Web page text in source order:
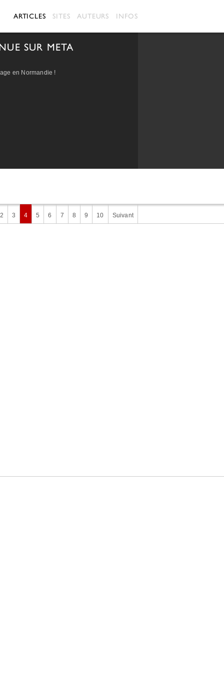
ARTICLES SITES AUTEURS INFOS
SUR META
en Normandie !
2 3 4 5 6 7 8 9 10 Suivant